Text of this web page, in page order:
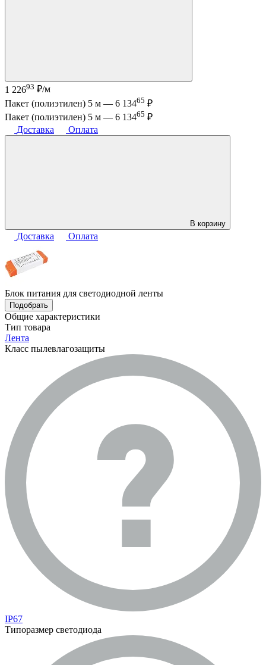
1 22693 ₽/м
Пакет (полиэтилен) 5 м — 6 13465 ₽
Пакет (полиэтилен) 5 м — 6 13465 ₽
Доставка
Оплата
В корзину
Доставка Оплата
Блок питания для светодиодной ленты
Подобрать
Общие характеристики
Тип товара
Лента
Класс пылевлагозащиты
IP67
Типоразмер светодиода